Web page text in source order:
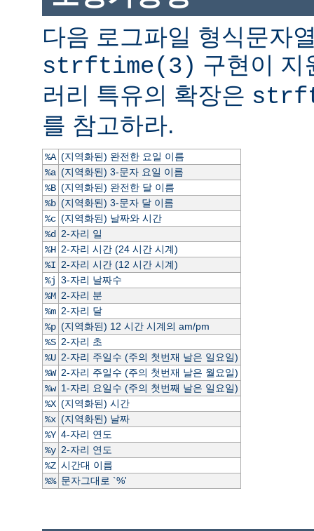
다음 로그파일 형식문자
strftime(3) 구현이 지
러리 특유의 확장은
를 참고하라.
%A (지역화된) 완전한 요일 이름
%a (지역화된) 3-문자 요일 이름
%B (지역화된) 완전한 달 이름
%b (지역화된) 3-문자 달 이름
%c (지역화된) 날짜와 시간
%d 2-자리 일
%H 2-자리 시간 (24 시간 시계)
%I 2-자리 시간 (12 시간 시계)
%j 3-자리 날짜수
%M 2-자리 분
%m 2-자리 달
%p (지역화된) 12 시간 시계의 am/pm
%S 2-자리 초
%U 2-자리 주일수 (주의 첫번재 날은 일요일)
%W 2-자리 주일수 (주의 첫번재 날은 월요일)
%w 1-자리 요일수 (주의 첫번째 날은 일요일)
%X (지역화된) 시간
%x (지역화된) 날짜
%Y 4-자리 연도
%y 2-자리 연도
%Z 시간대 이름
%% 문자그대로 `%'